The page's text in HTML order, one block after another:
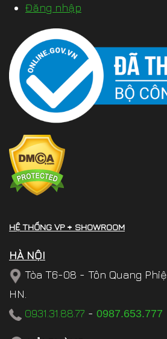
Đăng nhập
HỆ THỐNG VP + SHOWROOM
HÀ NỘI
Tòa T6-08 - Tôn Quang
HN.
0931.31.88.77 - 0987.653.777